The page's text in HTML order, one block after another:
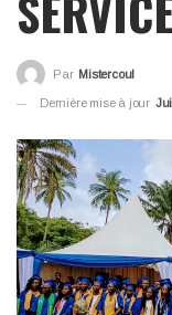
Par Mistercoul
Dernière mise à jour